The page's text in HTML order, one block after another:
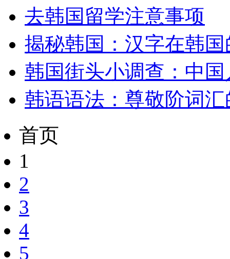
去韩国留学注意事项
揭秘韩国：汉字在韩
韩国街头小调查：中
韩语语法：尊敬阶词
首页
1
2
3
4
5